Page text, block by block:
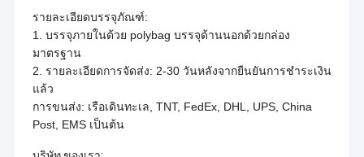
รายละเอียดบรรจุภัณฑ์:
1. บรรจุภายในด้วย polybag บรรจุด้านนอกด้วยกล่อง
มาตรฐาน
2. รายละเอียดการจัดส่ง: 2-30 วันหลังจากยืนยันการชำระเงิน
แล้ว
การขนส่ง: เรือเดินทะเล, TNT, FedEx, DHL, UPS, China
Post, EMS เป็นต้น